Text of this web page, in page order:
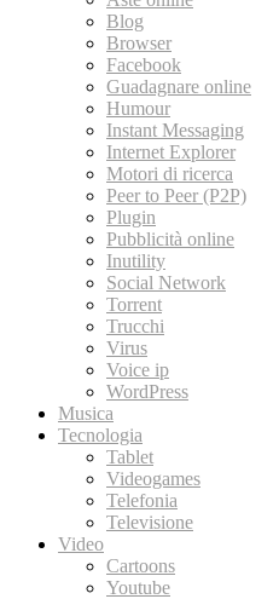
Blog
Browser
Facebook
Guadagnare online
Humour
Instant Messaging
Internet Explorer
Motori di ricerca
Peer to Peer (P2P)
Plugin
Pubblicità online
Inutility
Social Network
Torrent
Trucchi
Virus
Voice ip
WordPress
Musica
Tecnologia
Tablet
Videogames
Telefonia
Televisione
Video
Cartoons
Youtube